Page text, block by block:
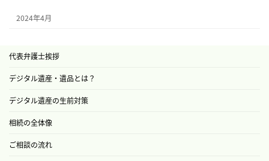
2024年4月
代表弁護士挨拶
デジタル遺産・遺品とは？
デジタル遺産の生前対策
相続の全体像
ご相談の流れ